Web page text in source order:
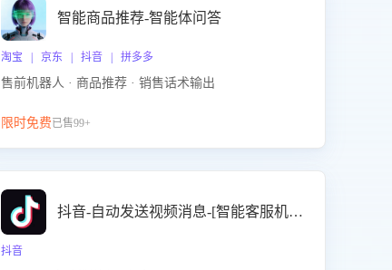
智能商品推荐-智能体问答
淘宝 | 京东 | 抖音 | 拼多多
售前机器人 · 商品推荐 · 销售话术输出
限时免费已售99+
抖音-自动发送视频消息-[智能客服机器人]
抖音